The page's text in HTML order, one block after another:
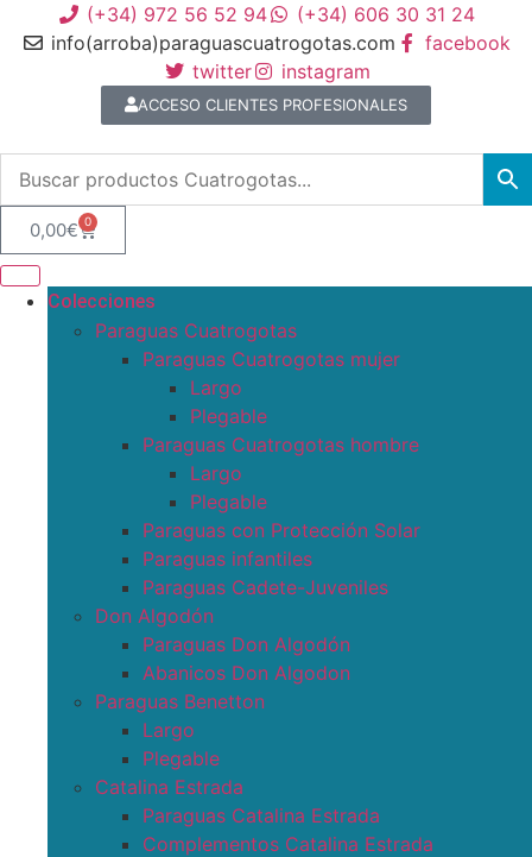
(+34) 972 56 52 94
(+34) 606 30 31 24
info(arroba)paraguascuatrogotas.com
facebook
twitter
instagram
ACCESO CLIENTES PROFESIONALES
0,00€ 0
Colecciones
Paraguas Cuatrogotas
Paraguas Cuatrogotas mujer
Largo
Plegable
Paraguas Cuatrogotas hombre
Largo
Plegable
Paraguas con Protección Solar
Paraguas infantiles
Paraguas Cadete-Juveniles
Don Algodón
Paraguas Don Algodón
Abanicos Don Algodon
Paraguas Benetton
Largo
Plegable
Catalina Estrada
Paraguas Catalina Estrada
Complementos Catalina Estrada